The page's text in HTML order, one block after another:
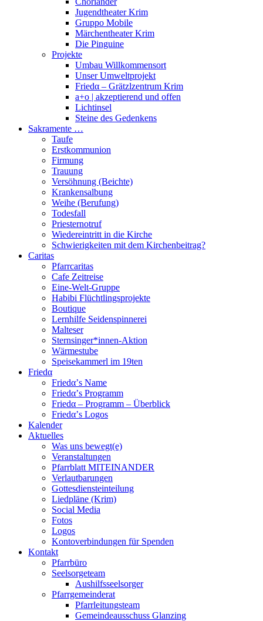
Jugendtheater Krim
Gruppo Mobile
Märchentheater Krim
Die Pinguine
Projekte
Umbau Willkommensort
Unser Umweltprojekt
Friedα – Grätzlzentrum Krim
a+o | akzeptierend und offen
Lichtinsel
Steine des Gedenkens
Sakramente …
Taufe
Erstkommunion
Firmung
Trauung
Versöhnung (Beichte)
Krankensalbung
Weihe (Berufung)
Todesfall
Priesternotruf
Wiedereintritt in die Kirche
Schwierigkeiten mit dem Kirchenbeitrag?
Caritas
Pfarrcaritas
Cafe Zeitreise
Eine-Welt-Gruppe
Habibi Flüchtlingsprojekte
Boutique
Lernhilfe Seidenspinnerei
Malteser
Sternsinger*innen-Aktion
Wärmestube
Speisekammerl im 19ten
Friedα
Friedα’s Name
Friedα’s Programm
Friedα – Programm – Überblick
Friedα’s Logos
Kalender
Aktuelles
Was uns bewegt(e)
Veranstaltungen
Pfarrblatt MITEINANDER
Verlautbarungen
Gottesdiensteinteilung
Liedpläne (Krim)
Social Media
Fotos
Logos
Kontoverbindungen für Spenden
Kontakt
Pfarrbüro
Seelsorgeteam
Aushilfsseelsorger
Pfarrgemeinderat
Pfarrleitungsteam
Gemeindeausschuss Glanzing